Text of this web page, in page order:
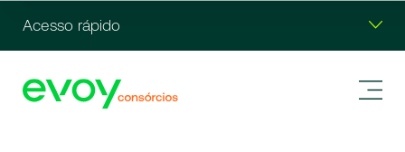
Acesso rápido